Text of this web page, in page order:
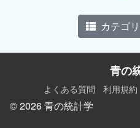
カテゴ
青の
よくある質問 利用規約
© 2026 青の統計学